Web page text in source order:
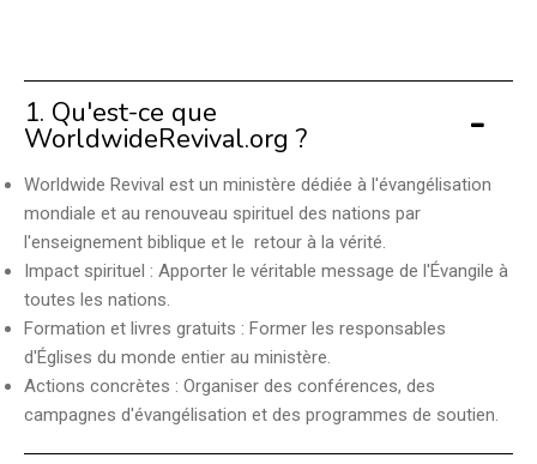
1. Qu'est-ce que
WorldwideRevival.org ?
Worldwide Revival est un ministère dédiée à l'évangélisation
mondiale et au renouveau spirituel des nations par
l'enseignement biblique et le retour à la vérité.
Impact spirituel : Apporter le véritable message de l'Évangile à
toutes les nations.
Formation et livres gratuits : Former les responsables
d'Églises du monde entier au ministère.
Actions concrètes : Organiser des conférences, des
campagnes d'évangélisation et des programmes de soutien.